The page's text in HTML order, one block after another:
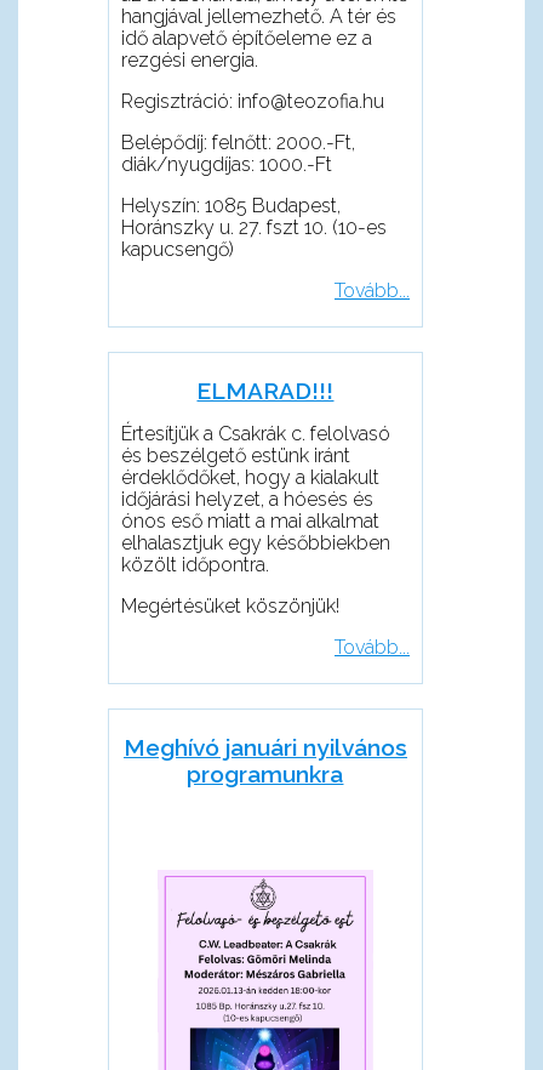
hangjával jellemezhető. A tér és
idő alapvető építőeleme ez a
rezgési energia.
Regisztráció: info@teozofia.hu
Belépődíj: felnőtt: 2000.-Ft,
diák/nyugdíjas: 1000.-Ft
Helyszín: 1085 Budapest,
Horánszky u. 27. fszt 10. (10-es
kapucsengő)
Tovább...
ELMARAD!!!
Értesítjük a Csakrák c. felolvasó
és beszélgető estünk iránt
érdeklődőket, hogy a kialakult
időjárási helyzet, a hóesés és
ónos eső miatt a mai alkalmat
elhalasztjuk egy későbbiekben
közölt időpontra.
Megértésüket köszönjük!
Tovább...
Meghívó januári nyilvános
programunkra